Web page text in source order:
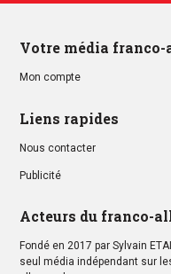
Votre média
Mon compte
Liens rapides
Nous contacter
Publicité
Acteurs du franco-
Fondé en 2017 par Sylvain
seul média indépendant sur